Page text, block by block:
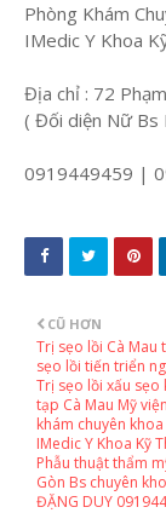
Phòng Khám
IMedic Y Khoa
Địa chỉ : 72
( Đối diện Nữ Bs
0919449459 |
CŨ HƠN
Trị sẹo lồi Cà Mau
sẹo lồi tiến triển
Trị sẹo lồi xấu
tạp Cà Mau Mỹ
khám chuyên
IMedic Y Khoa Kỹ
Phẫu thuật thẩm
Gòn Bs chuyên
ĐẶNG DUY